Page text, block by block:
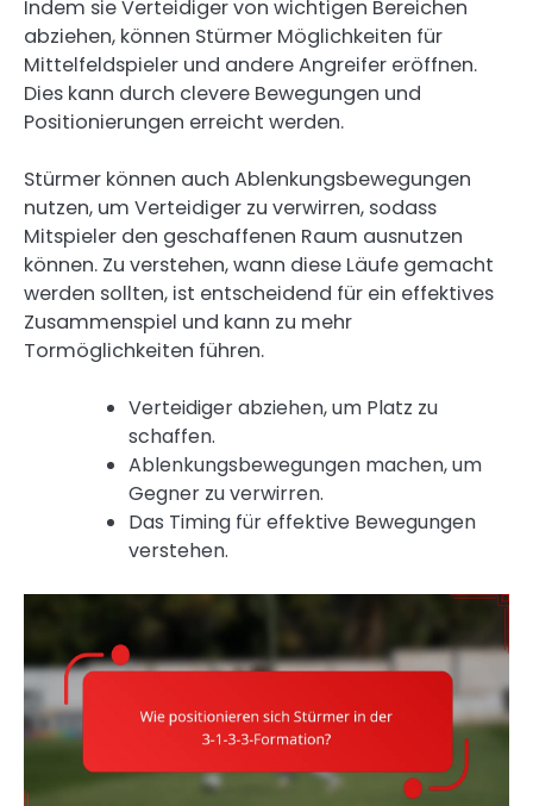
Indem sie Verteidiger von wichtigen Bereichen
abziehen, können Stürmer Möglichkeiten für
Mittelfeldspieler und andere Angreifer eröffnen.
Dies kann durch clevere Bewegungen und
Positionierungen erreicht werden.
Stürmer können auch Ablenkungsbewegungen
nutzen, um Verteidiger zu verwirren, sodass
Mitspieler den geschaffenen Raum ausnutzen
können. Zu verstehen, wann diese Läufe gemacht
werden sollten, ist entscheidend für ein effektives
Zusammenspiel und kann zu mehr
Tormöglichkeiten führen.
Verteidiger abziehen, um Platz zu
schaffen.
Ablenkungsbewegungen machen, um
Gegner zu verwirren.
Das Timing für effektive Bewegungen
verstehen.